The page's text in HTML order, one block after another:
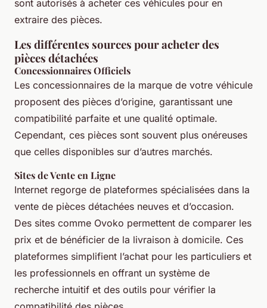
sont autorisés à acheter ces véhicules pour en
extraire des pièces.
Les différentes sources pour acheter des
pièces détachées
Concessionnaires Officiels
Les concessionnaires de la marque de votre véhicule
proposent des pièces d’origine, garantissant une
compatibilité parfaite et une qualité optimale.
Cependant, ces pièces sont souvent plus onéreuses
que celles disponibles sur d’autres marchés.
Sites de Vente en Ligne
Internet regorge de plateformes spécialisées dans la
vente de pièces détachées neuves et d’occasion.
Des sites comme Ovoko permettent de comparer les
prix et de bénéficier de la livraison à domicile. Ces
plateformes simplifient l’achat pour les particuliers et
les professionnels en offrant un système de
recherche intuitif et des outils pour vérifier la